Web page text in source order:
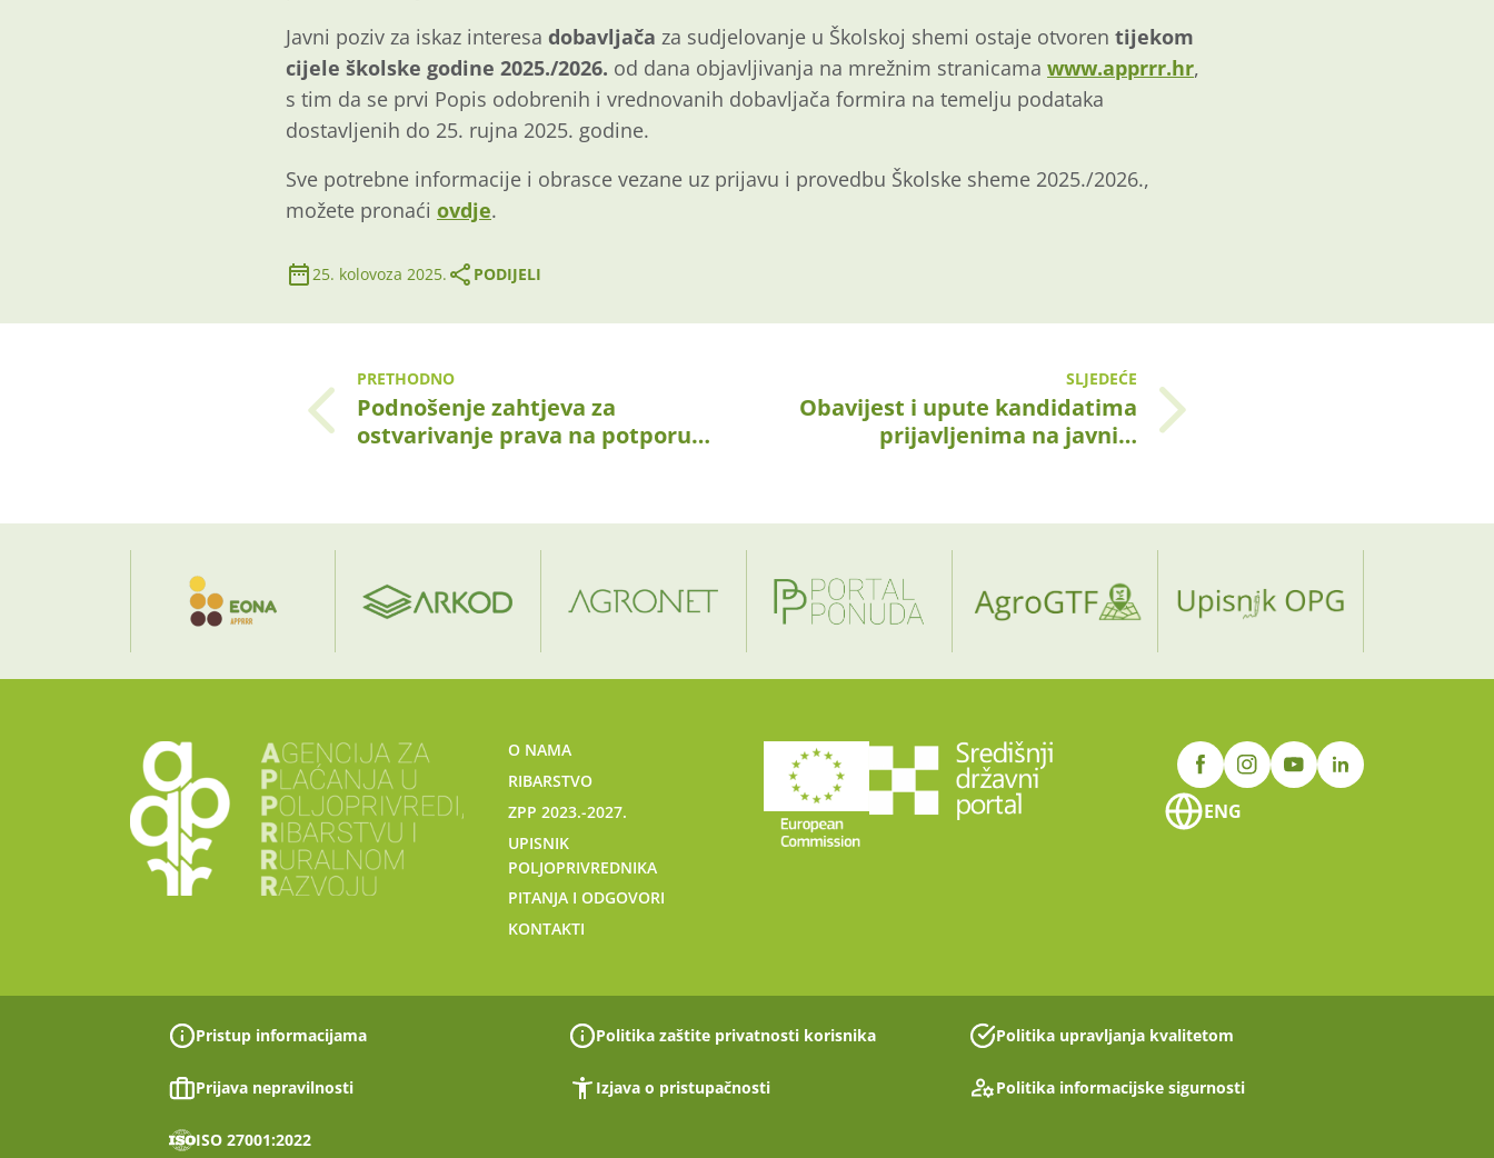
Javni poziv za iskaz interesa dobavljača za sudjelovanje u Školskoj shemi ostaje otvoren tijekom
cijele školske godine 2025./2026. od dana objavljivanja na mrežnim stranicama www.apprrr.hr,
s tim da se prvi Popis odobrenih i vrednovanih dobavljača formira na temelju podataka
dostavljenih do 25. rujna 2025. godine.
Sve potrebne informacije i obrasce vezane uz prijavu i provedbu Školske sheme 2025./2026.,
možete pronaći ovdje.
25. kolovoza 2025. PODIJELI
PRETHODNO
Podnošenje zahtjeva za
ostvarivanje prava na potporu…
SLJEDEĆE
Obavijest i upute kandidatima
prijavljenima na javni…
O NAMA
RIBARSTVO
ZPP 2023.-2027.
UPISNIK
POLJOPRIVREDNIKA
PITANJA I ODGOVORI
KONTAKTI
ENG
Pristup informacijama Politika zaštite privatnosti korisnika Politika upravljanja kvalitetom
Prijava nepravilnosti Izjava o pristupačnosti Politika informacijske sigurnosti
ISO 27001:2022